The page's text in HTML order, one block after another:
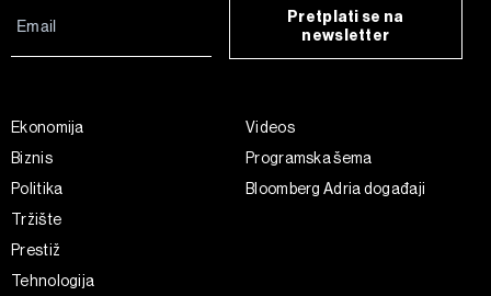
Pretplati se na
newsletter
Ekonomija
Biznis
Politika
Tržište
Prestiž
Tehnologija
Videos
Programska šema
Bloomberg Adria događaji